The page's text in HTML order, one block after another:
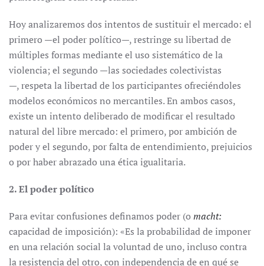
Hoy analizaremos dos intentos de sustituir el mercado: el
primero —el poder político—, restringe su libertad de
múltiples formas mediante el uso sistemático de la
violencia; el segundo —las sociedades colectivistas
—, respeta la libertad de los participantes ofreciéndoles
modelos económicos no mercantiles. En ambos casos,
existe un intento deliberado de modificar el resultado
natural del libre mercado: el primero, por ambición de
poder y el segundo, por falta de entendimiento, prejuicios
o por haber abrazado una ética igualitaria.
2. El poder político
Para evitar confusiones definamos poder (o macht:
capacidad de imposición): «Es la probabilidad de imponer
en una relación social la voluntad de uno, incluso contra
la resistencia del otro, con independencia de en qué se